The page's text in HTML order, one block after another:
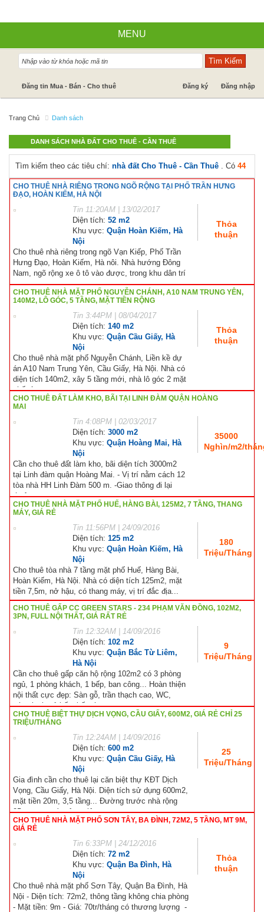
MENU
Nhà đất bán
Báo giá dịch vụ
Đăng tin Mua - Bán - Cho thuê Đăng ký Đăng nhập
Trang Chủ Danh sách
DANH SÁCH NHÀ ĐẤT CHO THUÊ - CẦN THUÊ
Tìm kiếm theo các tiêu chí: nhà đất Cho Thuê - Cần Thuê . Có 44
CHO THUÊ NHÀ RIÊNG TRONG NGÕ RỘNG TẠI PHỐ TRẦN HƯNG
ĐẠO, HOÀN KIẾM, HÀ NỘI
Tin 11:20AM | 13/02/2017
Diện tích: 52 m2
Khu vực: Quận Hoàn Kiếm, Hà
Nội
Thỏa
thuận
Cho thuê nhà riêng trong ngõ Vạn Kiếp, Phố Trần
Hưng Đạo, Hoàn Kiếm, Hà nôi. Nhà hướng Đông
Nam, ngõ rộng xe ô tô vào được, trong khu dân trí
cao,...
CHO THUÊ NHÀ MẶT PHỐ NGUYỄN CHÁNH, A10 NAM TRUNG YÊN,
140M2, LÔ GÓC, 5 TẦNG, MẶT TIỀN RỘNG
Tin 3:44PM | 08/04/2017
Diện tích: 140 m2
Khu vực: Quận Cầu Giấy, Hà
Nội
Thỏa
thuận
Cho thuê nhà mặt phố Nguyễn Chánh, Liền kề dự
án A10 Nam Trung Yên, Cầu Giấy, Hà Nội. Nhà có
diện tích 140m2, xây 5 tầng mới, nhà lô góc 2 mặt
phố, 1...
CHO THUÊ ĐẤT LÀM KHO, BÃI TẠI LINH ĐÀM QUẬN HOÀNG
MAI
Tin 4:08PM | 02/03/2017
Diện tích: 3000 m2
Khu vực: Quận Hoàng Mai, Hà
Nội
35000
Nghìn/m2/
Cần cho thuê đất làm kho, bãi diện tích 3000m2
tại Linh đàm quận Hoàng Mai. - Vị trí nằm cách 12
tòa nhà HH Linh Đàm 500 m. -Giao thông đi lại
thuận...
CHO THUÊ NHÀ MẶT PHỐ HUẾ, HÀNG BÀI, 125M2, 7 TẦNG, THANG
MÁY, GIÁ RẺ
Tin 11:56PM | 24/09/2016
Diện tích: 125 m2
Khu vực: Quận Hoàn Kiếm, Hà
Nội
180
Triệu/Tháng
Cho thuê tòa nhà 7 tầng mặt phố Huế, Hàng Bài,
Hoàn Kiếm, Hà Nội. Nhà có diện tích 125m2, mặt
tiền 7,5m, nở hậu, có thang máy, vị trí đắc địa...
CHO THUÊ GẤP CC GREEN STARS - 234 PHẠM VĂN ĐỒNG, 102M2,
3PN, FULL NỘI THẤT, GIÁ RẤT RẺ
Tin 12:32AM | 14/09/2016
Diện tích: 102 m2
Khu vực: Quận Bắc Từ Liêm,
Hà Nội
9
Triệu/Tháng
Cần cho thuê gấp căn hộ rộng 102m2 có 3 phòng
ngủ, 1 phòng khách, 1 bếp, ban công... Hoàn thiện
nội thất cực đẹp: Sàn gỗ, trần thạch cao, WC,
nóng lạnh, tủ bếp, bếp từ...
CHO THUÊ BIỆT THỰ DỊCH VỌNG, CẦU GIẤY, 600M2, GIÁ RẺ CHỈ 25
TRIỆU/THÁNG
Tin 12:24AM | 14/09/2016
Diện tích: 600 m2
Khu vực: Quận Cầu Giấy, Hà
Nội
25
Triệu/Tháng
Gia đình cần cho thuê lại căn biệt thự KĐT Dịch
Vọng, Cầu Giấy, Hà Nội. Diện tích sử dụng 600m2,
mặt tiền 20m, 3,5 tầng... Đường trước nhà rộng
25m, ngay sát công viên...
CHO THUÊ NHÀ MẶT PHỐ SƠN TÂY, BA ĐÌNH, 72M2, 5 TẦNG, MT 9M,
GIÁ RẺ
Tin 6:33PM | 24/12/2016
Diện tích: 72 m2
Khu vực: Quận Ba Đình, Hà
Nội
Thỏa
thuận
Cho thuê nhà mặt phố Sơn Tây, Quận Ba Đình, Hà
Nội - Diện tích: 72m2, thông tầng không chia phòng
- Mặt tiền: 9m - Giá: 70tr/tháng có thương lượng -